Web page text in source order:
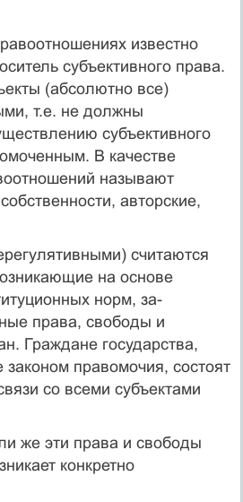
известно
субъектив­ного права.
(абсолютно все)
т.е. не должны
субъек­тивного
В качестве
называют
ав­торские,
считаются
на основе
норм, за­
права, свободы и
Граждане государства,
правомочия, состоят
со всеми субъектами
же эти права и свободы
конкретно